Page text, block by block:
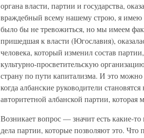
органа власти, партии и государства,
враждебный всему нашему строю, я
было бы не тревожиться, но мы имеем
пришедшая к власти (Югославия),
человека, который изменил состав
культурно-просветительскую
страну по пути капитализма. И это
когда албанские руководители
авторитетной албанской партии, которая
Возникает вопрос — значит есть какие-
дела партии, которые позволяют это.